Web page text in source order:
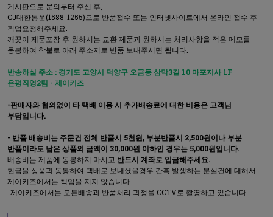
게시판으로 문의부터 주신 후,
CJ대한통운(1588-1255)으로 반품접수 또는 인터넷사이트에서 온라인 접수 후
픽업요청해주세요.
깨끗이 제품포장 후 원하시는 교환 제품과 원하시는 처리사항을 적은 메모를
동봉하여 착불로 아래 주소지로 반품 보내주시면 됩니다.
반송하실 주소 : 경기도 고양시 덕양구 오금동 삼막3길 10 마포지사 1F
은평직영2팀 - 제이키즈
-판매자와 협의없이 타 택배 이용 시 추가배송료에 대한 비용은 고객님
부담입니다.
- 반품 배송비는 주문건 전체 반품시 5천원, 부분반품시 2,500원이나 부분
반품이라도 남은 상품의 금액이 30,000원 이하인 경우는 5,000원입니다.
배송비는 제품에 동봉하지 마시고 반드시 계좌로 입금해주세요.
현금을 상품과 동봉하여 택배로 보내셨을경우 간혹 발생하는 분실건에 대해서
제이키즈에서는 책임을 지지 않습니다.
-제이키즈에서는 모든배송과 반품처리 과정을 CCTV로 촬영하고 있습니다.